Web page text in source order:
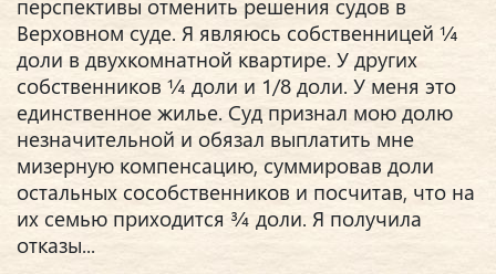
перспективы отменить решения судов в
Верховном суде. Я являюсь собственницей ¼
доли в двухкомнатной квартире. У других
собственников ¼ доли и 1/8 доли. У меня это
единственное жилье. Суд признал мою долю
незначительной и обязал выплатить мне
мизерную компенсацию, суммировав доли
остальных сособственников и посчитав, что на
их семью приходится ¾ доли. Я получила
отказы...